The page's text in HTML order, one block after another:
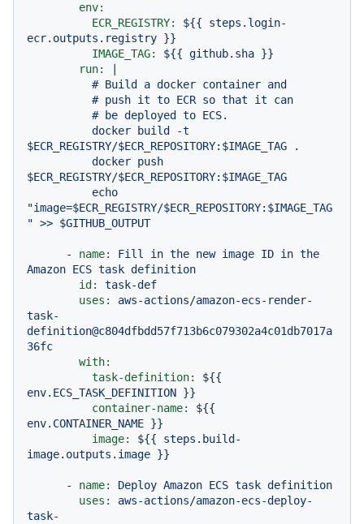
env:
ECR_REGISTRY:
${{
steps.login-
ecr.outputs.registry }}
IMAGE_TAG:
${{ github.sha }}
run:
$ECR_REGISTRY/$ECR_REPOSITORY:$IMAGE_TAG .
$ECR_REGISTRY/$ECR_REPOSITORY:$IMAGE_TAG
"image=$ECR_REGISTRY/$ECR_REPOSITORY:$IMAGE_TAG
- name: Fill in the new image ID in the
Amazon ECS task definition
id:
task-def
uses:
aws-actions/amazon-ecs-render-
task-
definition@c804dfbdd57f713b6c079302a4c01db7017a
36fc
with:
task-definition:
${{
env.ECS_TASK_DEFINITION }}
container-name:
${{
env.CONTAINER_NAME }}
image:
${{
steps.build-
image.outputs.image }}
- name: Deploy Amazon ECS task definition
uses:
aws-actions/amazon-ecs-deploy-
task-